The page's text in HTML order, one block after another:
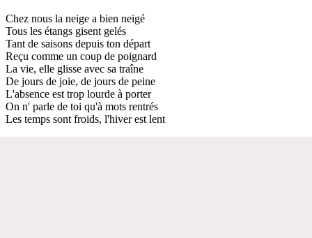
Chez nous la neige a bien neigé
Tous les étangs gisent gelés
Tant de saisons depuis ton départ
Reçu comme un coup de poignard
La vie, elle glisse avec sa traîne
De jours de joie, de jours de peine
L'absence est trop lourde à porter
On n' parle de toi qu'à mots rentrés
Les temps sont froids, l'hiver est lent